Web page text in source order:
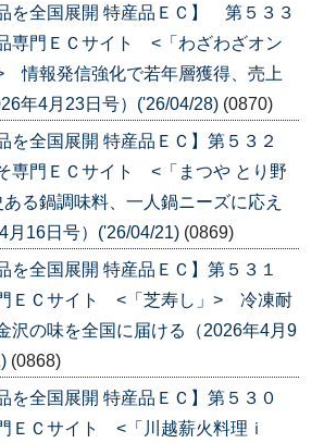
を全国展開 特産品ＥＣ】 第５３３
専門ＥＣサイト <「わざわざオン
情報発信強化で若年層獲得、売上
年4月23日号）('26/04/28) (0870)
を全国展開 特産品ＥＣ】第５３２
専門ＥＣサイト <「まつや とり野
る鍋調味料、一人鍋ニーズに応え
月16日号）('26/04/21) (0869)
を全国展開 特産品ＥＣ】第５３１
ＥＣサイト <「芝寿し」> 冷凍耐
沢の味を全国に届ける（2026年4月9
(0868)
を全国展開 特産品ＥＣ】第５３０
ＥＣサイト <「川越薪火料理ｉ